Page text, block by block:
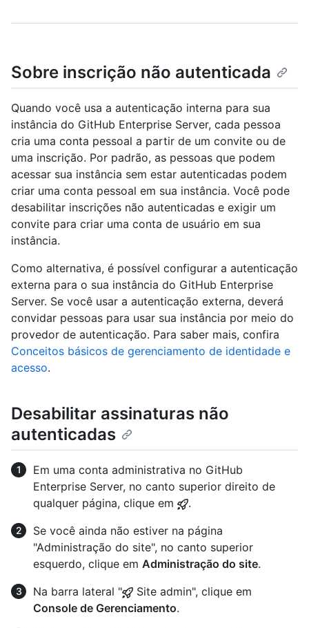
Sobre inscrição não autenticada
Quando você usa a autenticação interna para sua
instância do GitHub Enterprise Server, cada pessoa
cria uma conta pessoal a partir de um convite ou de
uma inscrição. Por padrão, as pessoas que podem
acessar sua instância sem estar autenticadas podem
criar uma conta pessoal em sua instância. Você pode
desabilitar inscrições não autenticadas e exigir um
convite para criar uma conta de usuário em sua
instância.
Como alternativa, é possível configurar a autenticação
externa para o sua instância do GitHub Enterprise
Server. Se você usar a autenticação externa, deverá
convidar pessoas para usar sua instância por meio do
provedor de autenticação. Para saber mais, confira
Conceitos básicos de gerenciamento de identidade e
acesso.
Desabilitar assinaturas não
autenticadas
Em uma conta administrativa no GitHub
Enterprise Server, no canto superior direito de
qualquer página, clique em
.
Se você ainda não estiver na página
"Administração do site", no canto superior
esquerdo, clique em Administração do site.
Na barra lateral "
Site admin", clique em
Console de Gerenciamento.